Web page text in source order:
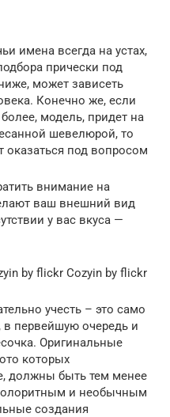
имена всегда на устах,
прически под
может зависеть
Конечно же, если
модель, придет на
шевелюрой, то
оказаться под вопросом
внимание на
ваш внешний вид
у вас вкуса —
by flickr Cozyin by flickr
учесть – это само
в первейшую очередь и
Оригинальные
которых
должны быть тем менее
и необычным
создания